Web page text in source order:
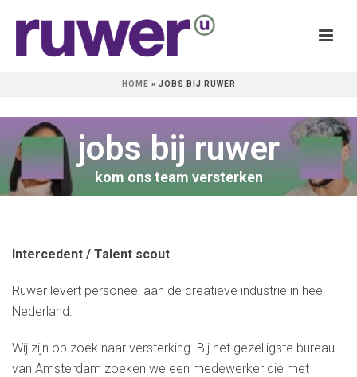
HOME » JOBS BIJ RUWER
jobs bij ruwer
kom ons team versterken
Intercedent / Talent scout
Ruwer levert personeel aan de creatieve industrie in heel
Nederland.
Wij zijn op zoek naar versterking. Bij het gezelligste bureau
van Amsterdam zoeken we een medewerker die met